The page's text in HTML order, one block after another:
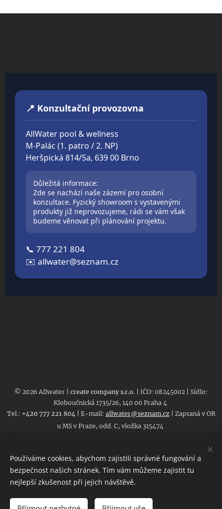
📍 Konzultační provozovna
AllWater pool & wellness
M-Palác (1. patro / 2. NP)
Heršpická 814/5a, 639 00 Brno
Důležitá informace:
Zde se nachází naše zázemí pro osobní
konzultace. Fyzický showroom s vystavenými
produkty již neprovozujeme, rádi se vám však
budeme věnovat při plánování projektu.
📞777 221 804
✉️allwater@seznam.cz
© 2026 Allwater | create company s.r.o. | IČO: 08245002 | Sídlo:
Kloboučnická 1735/26, 140 00 Praha 4
Tel.: +420 777 221 804 | E-mail: allwater@seznam.cz
| Zapsaná v OR
u MS v Praze, odd. C, vložka 315474
Kontakt a identifikace
Veškeré uvedené ceny jsou platné ke dni zveřejnění.
V průběhu roku 2026 se mohou měnit v závislosti na aktuálních
cenovou kalkulaci na vyžádání.
Používáme cookies, abychom zajistili správné fungování a
bezpečnost našich stránek. Tím vám můžeme zajistit tu
nejlepší zkušenost při jejich návštěvě.